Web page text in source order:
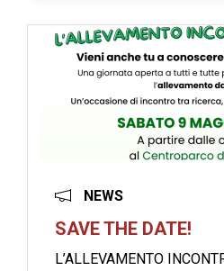
NEWS
SAVE THE DATE!
L’ALLEVAMENTO